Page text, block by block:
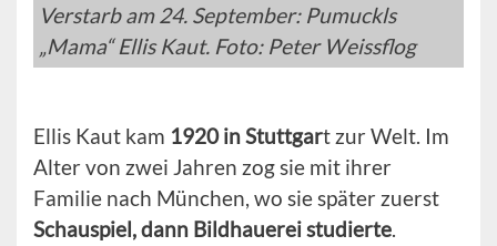
Verstarb am 24. September: Pumuckls
„Mama“ Ellis Kaut. Foto: Peter Weissflog
Ellis Kaut kam 1920 in Stuttgart zur Welt. Im
Alter von zwei Jahren zog sie mit ihrer
Familie nach München, wo sie später zuerst
Schauspiel, dann Bildhauerei studierte.